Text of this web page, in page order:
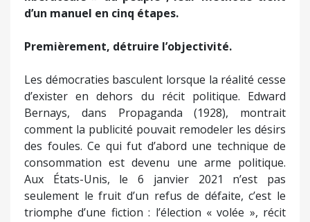
d’un manuel en cinq étapes.
Premièrement, détruire l’objectivité.
Les démocraties basculent lorsque la réalité cesse
d’exister en dehors du récit politique. Edward
Bernays, dans Propaganda (1928), montrait
comment la publicité pouvait remodeler les désirs
des foules. Ce qui fut d’abord une technique de
consommation est devenu une arme politique.
Aux États-Unis, le 6 janvier 2021 n’est pas
seulement le fruit d’un refus de défaite, c’est le
triomphe d’une fiction : l’élection « volée », récit